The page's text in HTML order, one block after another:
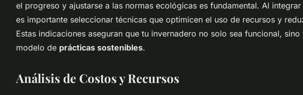
el progreso y ajustarse a las normas ecológicas es fundamental. Al
es importante seleccionar técnicas que optimicen el uso de recursos y
Estas indicaciones aseguran que tu invernadero no solo sea funcional, sino
modelo de prácticas sostenibles.
Análisis de Costos y Recursos